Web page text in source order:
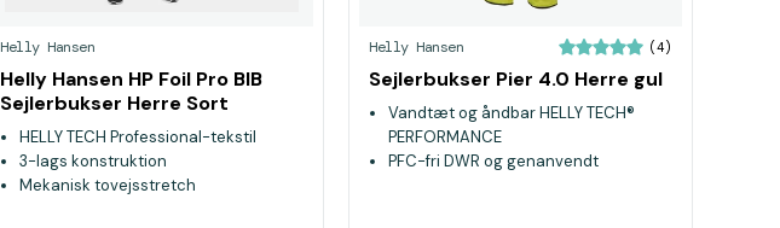
Helly Hansen
Helly Hansen HP Foil Pro BIB
Sejlerbukser Herre Sort
HELLY TECH Professional-tekstil
3-lags konstruktion
Mekanisk tovejsstretch
Helly Hansen (4)
Sejlerbukser Pier 4.0 Herre gul
Vandtæt og åndbar HELLY TECH®
PERFORMANCE
PFC-fri DWR og genanvendt